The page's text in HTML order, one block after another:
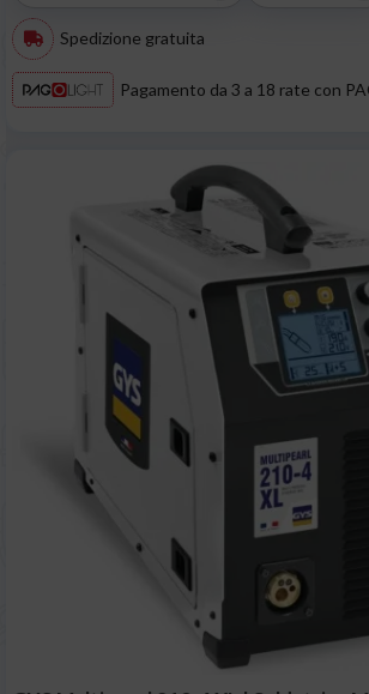
Spedizione gratuita
Pagamento da 3 a 18 rate con